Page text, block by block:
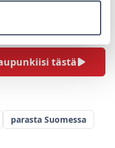
tästä
parasta Suomessa